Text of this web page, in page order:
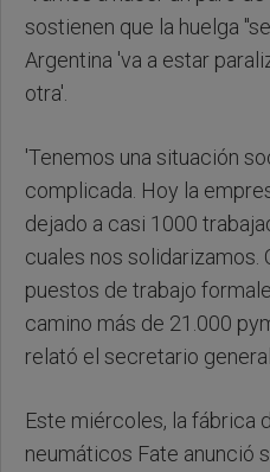
sostienen que la huelga
Argentina 'va a estar
otra'.
'Tenemos una situación
complicada. Hoy la
dejado a casi 1000
cuales nos solidarizamos.
puestos de trabajo
camino más de 21.000
relató el secretario general
Este miércoles, la fábrica
neumáticos Fate anunció